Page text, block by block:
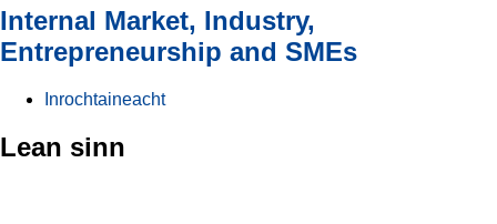
Internal Market, Industry,
Entrepreneurship and SMEs
Inrochtaineacht
Lean sinn